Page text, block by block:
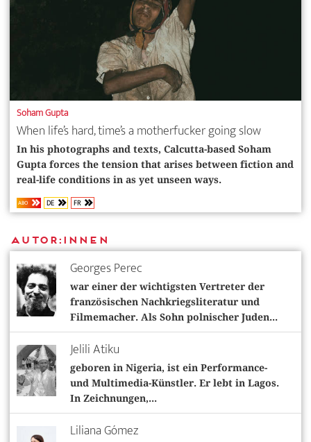
Soham Gupta
When life’s hard, time’s a motherfucker going slow
In his photographs and texts, ­Calcutta-based Soham
Gupta forces the tension that arises between fiction and
real-life conditions in as yet unseen ways.
ABO DE FR
Autor:innen
Georges Perec
war einer der wichtigsten Vertreter der
französischen Nachkriegsliteratur und
Filmemacher. Als Sohn polnischer Juden...
Jelili Atiku
geboren in Nigeria, ist ein Performance-
und Multimedia-Künstler. Er lebt in Lagos.
In Zeichnungen,...
Liliana Gómez